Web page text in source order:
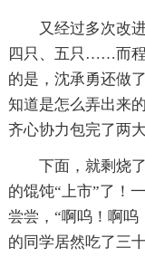
又经过多次改
四只、五只……而程
的是，沈承勇还做
知道是怎么弄出来
齐心协力包完了两大
下面，就剩烧
的馄饨“上市”了！
尝尝，“啊呜！啊呜
的同学居然吃了三